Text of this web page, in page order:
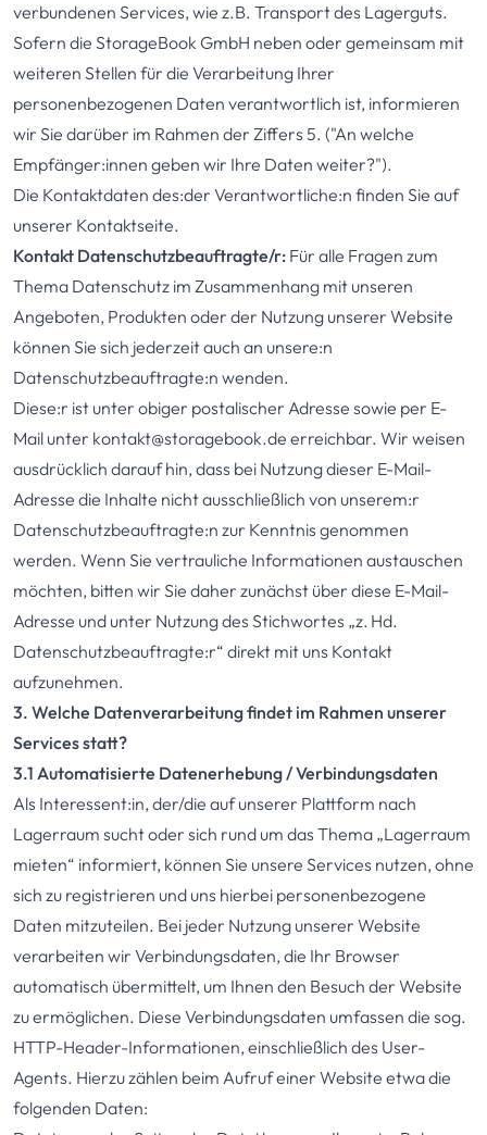
verbundenen Services, wie z.B. Transport des Lagerguts.
Sofern die StorageBook GmbH neben oder gemeinsam mit
weiteren Stellen für die Verarbeitung Ihrer
personenbezogenen Daten verantwortlich ist, informieren
wir Sie darüber im Rahmen der Ziffers 5. ("An welche
Empfänger:innen geben wir Ihre Daten weiter?").
Die Kontaktdaten des:der Verantwortliche:n finden Sie auf
unserer Kontaktseite.
Kontakt Datenschutzbeauftragte/r: Für alle Fragen zum
Thema Datenschutz im Zusammenhang mit unseren
Angeboten, Produkten oder der Nutzung unserer Website
können Sie sich jederzeit auch an unsere:n
Datenschutzbeauftragte:n wenden.
Diese:r ist unter obiger postalischer Adresse sowie per E-
Mail unter kontakt@storagebook.de erreichbar. Wir weisen
ausdrücklich darauf hin, dass bei Nutzung dieser E-Mail-
Adresse die Inhalte nicht ausschließlich von unserem:r
Datenschutzbeauftragte:n zur Kenntnis genommen
werden. Wenn Sie vertrauliche Informationen austauschen
möchten, bitten wir Sie daher zunächst über diese E-Mail-
Adresse und unter Nutzung des Stichwortes „z. Hd.
Datenschutzbeauftragte:r“ direkt mit uns Kontakt
aufzunehmen.
3. Welche Datenverarbeitung findet im Rahmen unserer
Services statt?
3.1 Automatisierte Datenerhebung / Verbindungsdaten
Als Interessent:in, der/die auf unserer Plattform nach
Lagerraum sucht oder sich rund um das Thema „Lagerraum
mieten“ informiert, können Sie unsere Services nutzen, ohne
sich zu registrieren und uns hierbei personenbezogene
Daten mitzuteilen. Bei jeder Nutzung unserer Website
verarbeiten wir Verbindungsdaten, die Ihr Browser
automatisch übermittelt, um Ihnen den Besuch der Website
zu ermöglichen. Diese Verbindungsdaten umfassen die sog.
HTTP-Header-Informationen, einschließlich des User-
Agents. Hierzu zählen beim Aufruf einer Website etwa die
folgenden Daten: